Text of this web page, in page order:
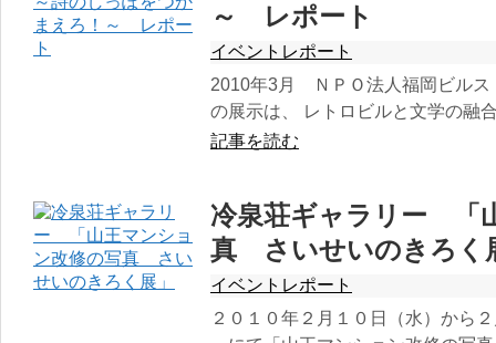
～ レポート
イベントレポート
2010年3月 ＮＰＯ法人福岡ビルス
の展示は、 レトロビルと文学の融
記事を読む
冷泉荘ギャラリー 「
真 さいせいのきろく
イベントレポート
２０１０年２月１０日（水）から